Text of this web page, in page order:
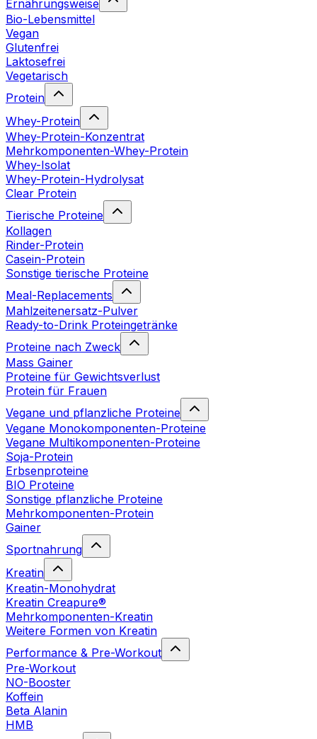
Ernährungsweise
Bio-Lebensmittel
Vegan
Glutenfrei
Laktosefrei
Vegetarisch
Protein
Whey-Protein
Whey-Protein-Konzentrat
Mehrkomponenten-Whey-Protein
Whey-Isolat
Whey-Protein-Hydrolysat
Clear Protein
Tierische Proteine
Kollagen
Rinder-Protein
Casein-Protein
Sonstige tierische Proteine
Meal-Replacements
Mahlzeitenersatz-Pulver
Ready-to-Drink Proteingetränke
Proteine nach Zweck
Mass Gainer
Proteine für Gewichtsverlust
Protein für Frauen
Vegane und pflanzliche Proteine
Vegane Monokomponenten-Proteine
Vegane Multikomponenten-Proteine
Soja-Protein
Erbsenproteine
BIO Proteine
Sonstige pflanzliche Proteine
Mehrkomponenten-Protein
Gainer
Sportnahrung
Kreatin
Kreatin-Monohydrat
Kreatin Creapure®
Mehrkomponenten-Kreatin
Weitere Formen von Kreatin
Performance & Pre-Workout
Pre-Workout
NO-Booster
Koffein
Beta Alanin
HMB